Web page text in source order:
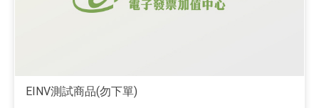
EINV測試商品(勿下單)